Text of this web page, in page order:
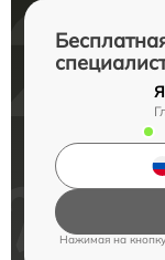
Нажимая на